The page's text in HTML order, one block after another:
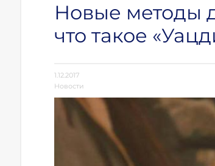
Новые методы
что такое
1.12.2017
Новости